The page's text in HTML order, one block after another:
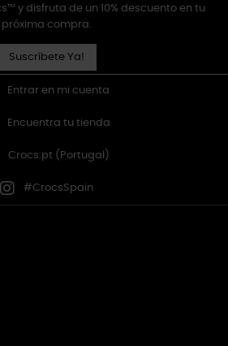
y disfruta de un 10% descuento en tu
próxima compra.
Suscríbete Ya!
Entrar en mi cuenta
Encuentra tu tienda
Crocs.pt (Portugal)
#CrocsSpain